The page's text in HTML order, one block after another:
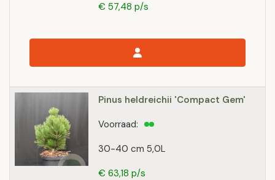
€ 57,48 p/s
Pinus heldreichii 'Compact Gem'
30-40 cm 5,0L
Voorraad:
€ 63,18 p/s